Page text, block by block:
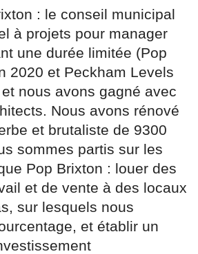
: le conseil municipal
à projets pour manager
une durée limitée (Pop
2020 et Peckham Levels
et nous avons gagné avec
Nous avons rénové
et brutaliste de 9300
sommes partis sur les
Pop Brixton : louer des
et de vente à des locaux
sur lesquels nous
et établir un